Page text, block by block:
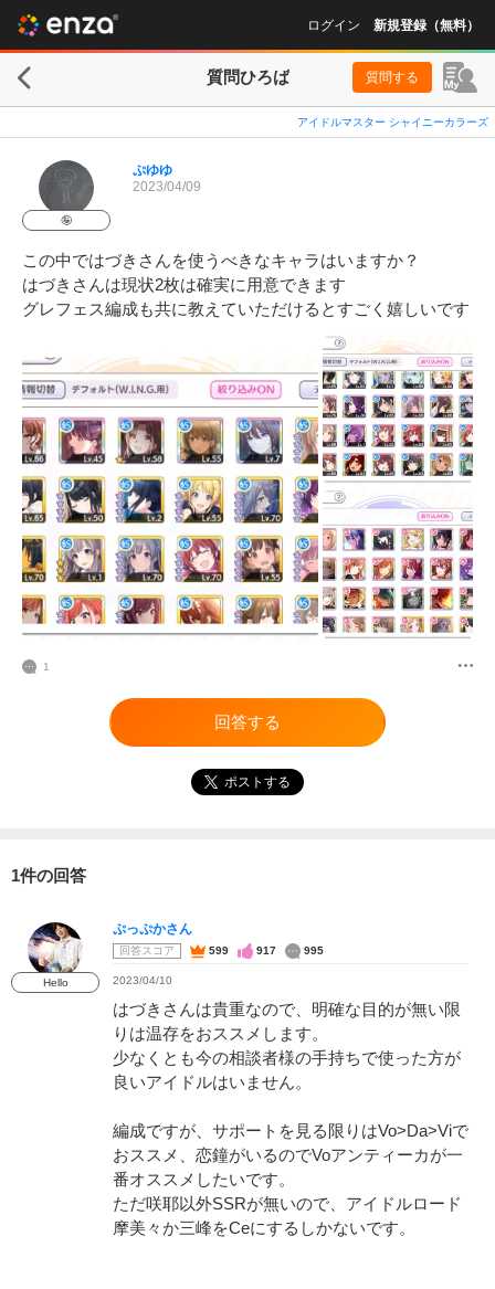
ログイン 新規登録（無料）
質問ひろば 質問する
アイドルマスター シャイニーカラーズ
🤪
ぷゆゆ
2023/04/09
この中ではづきさんを使うべきなキャラはいますか？
はづきさんは現状2枚は確実に用意できます
グレフェス編成も共に教えていただけるとすごく嬉しいです
1
回答する
ポストする
1件の回答
Hello
ぷっぷかさん
回答スコア 599 917 995
2023/04/10
はづきさんは貴重なので、明確な目的が無い限
りは温存をおススメします。
少なくとも今の相談者様の手持ちで使った方が
良いアイドルはいません。
編成ですが、サポートを見る限りはVo>Da>Viで
おススメ、恋鐘がいるのでVoアンティーカが一
番オススメしたいです。
ただ咲耶以外SSRが無いので、アイドルロード
摩美々か三峰をCeにするしかないです。